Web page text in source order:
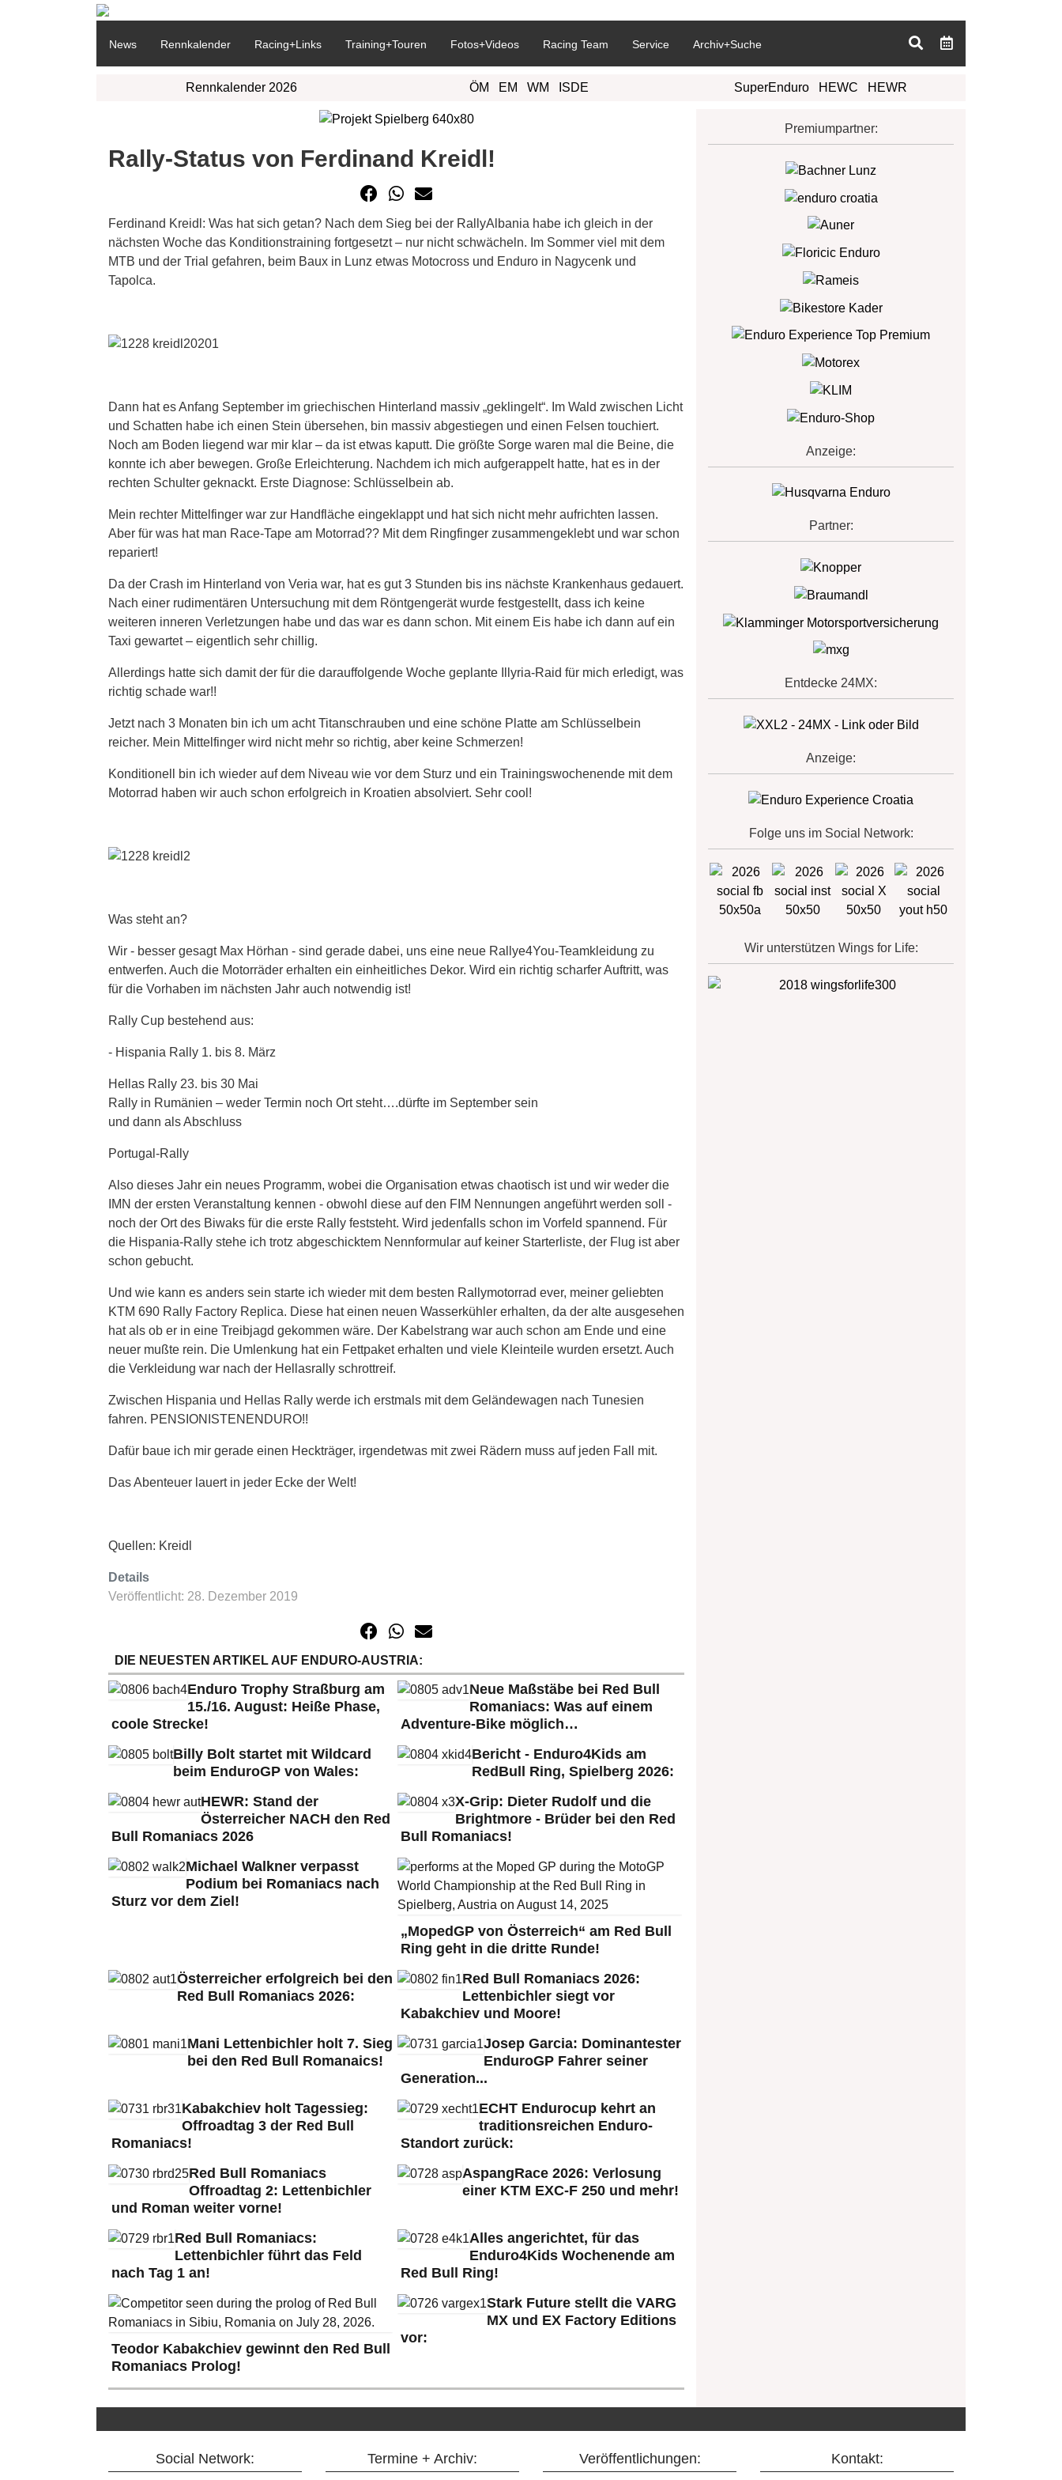
News Rennkalender Racing+Links Training+Touren Fotos+Videos Racing Team Service Archiv+Suche
Rennkalender 2026 ÖM EM WM ISDE SuperEnduro HEWC HEWR
Rally-Status von Ferdinand Kreidl!
Ferdinand Kreidl: Was hat sich getan? Nach dem Sieg bei der RallyAlbania habe ich gleich in der
nächsten Woche das Konditionstraining fortgesetzt – nur nicht schwächeln. Im Sommer viel mit dem
MTB und der Trial gefahren, beim Baux in Lunz etwas Motocross und Enduro in Nagycenk und
Tapolca.
Dann hat es Anfang September im griechischen Hinterland massiv „geklingelt“. Im Wald zwischen Licht
und Schatten habe ich einen Stein übersehen, bin massiv abgestiegen und einen Felsen touchiert.
Noch am Boden liegend war mir klar – da ist etwas kaputt. Die größte Sorge waren mal die Beine, die
konnte ich aber bewegen. Große Erleichterung. Nachdem ich mich aufgerappelt hatte, hat es in der
rechten Schulter geknackt. Erste Diagnose: Schlüsselbein ab.
Mein rechter Mittelfinger war zur Handfläche eingeklappt und hat sich nicht mehr aufrichten lassen.
Aber für was hat man Race-Tape am Motorrad?? Mit dem Ringfinger zusammengeklebt und war schon
repariert!
Da der Crash im Hinterland von Veria war, hat es gut 3 Stunden bis ins nächste Krankenhaus gedauert.
Nach einer rudimentären Untersuchung mit dem Röntgengerät wurde festgestellt, dass ich keine
weiteren inneren Verletzungen habe und das war es dann schon. Mit einem Eis habe ich dann auf ein
Taxi gewartet – eigentlich sehr chillig.
Allerdings hatte sich damit der für die darauffolgende Woche geplante Illyria-Raid für mich erledigt, was
richtig schade war!!
Jetzt nach 3 Monaten bin ich um acht Titanschrauben und eine schöne Platte am Schlüsselbein
reicher. Mein Mittelfinger wird nicht mehr so richtig, aber keine Schmerzen!
Konditionell bin ich wieder auf dem Niveau wie vor dem Sturz und ein Trainingswochenende mit dem
Motorrad haben wir auch schon erfolgreich in Kroatien absolviert. Sehr cool!
Was steht an?
Wir - besser gesagt Max Hörhan - sind gerade dabei, uns eine neue Rallye4You-Teamkleidung zu
entwerfen. Auch die Motorräder erhalten ein einheitliches Dekor. Wird ein richtig scharfer Auftritt, was
für die Vorhaben im nächsten Jahr auch notwendig ist!
Rally Cup bestehend aus:
- Hispania Rally 1. bis 8. März
Hellas Rally 23. bis 30 Mai
Rally in Rumänien – weder Termin noch Ort steht….dürfte im September sein
und dann als Abschluss
Portugal-Rally
Also dieses Jahr ein neues Programm, wobei die Organisation etwas chaotisch ist und wir weder die
IMN der ersten Veranstaltung kennen - obwohl diese auf den FIM Nennungen angeführt werden soll -
noch der Ort des Biwaks für die erste Rally feststeht. Wird jedenfalls schon im Vorfeld spannend. Für
die Hispania-Rally stehe ich trotz abgeschicktem Nennformular auf keiner Starterliste, der Flug ist aber
schon gebucht.
Und wie kann es anders sein starte ich wieder mit dem besten Rallymotorrad ever, meiner geliebten
KTM 690 Rally Factory Replica. Diese hat einen neuen Wasserkühler erhalten, da der alte ausgesehen
hat als ob er in eine Treibjagd gekommen wäre. Der Kabelstrang war auch schon am Ende und eine
neuer mußte rein. Die Umlenkung hat ein Fettpaket erhalten und viele Kleinteile wurden ersetzt. Auch
die Verkleidung war nach der Hellasrally schrottreif.
Zwischen Hispania und Hellas Rally werde ich erstmals mit dem Geländewagen nach Tunesien
fahren. PENSIONISTENENDURO!!
Dafür baue ich mir gerade einen Heckträger, irgendetwas mit zwei Rädern muss auf jeden Fall mit.
Das Abenteuer lauert in jeder Ecke der Welt!
Quellen: Kreidl
Details
Veröffentlicht: 28. Dezember 2019
DIE NEUESTEN ARTIKEL AUF ENDURO-AUSTRIA:
Enduro Trophy Straßburg am
15./16. August: Heiße Phase,
coole Strecke!
Neue Maßstäbe bei Red Bull
Romaniacs: Was auf einem
Adventure-Bike möglich…
Billy Bolt startet mit Wildcard
beim EnduroGP von Wales:
Bericht - Enduro4Kids am
RedBull Ring, Spielberg 2026:
HEWR: Stand der
Österreicher NACH den Red
Bull Romaniacs 2026
X-Grip: Dieter Rudolf und die
Brightmore - Brüder bei den Red
Bull Romaniacs!
Michael Walkner verpasst
Podium bei Romaniacs nach
Sturz vor dem Ziel!
„MopedGP von Österreich“ am Red Bull
Ring geht in die dritte Runde!
Österreicher erfolgreich bei den
Red Bull Romaniacs 2026:
Red Bull Romaniacs 2026:
Lettenbichler siegt vor
Kabakchiev und Moore!
Mani Lettenbichler holt 7. Sieg
bei den Red Bull Romanaics!
Josep Garcia: Dominantester
EnduroGP Fahrer seiner
Generation...
Kabakchiev holt Tagessieg:
Offroadtag 3 der Red Bull
Romaniacs!
ECHT Endurocup kehrt an
traditionsreichen Enduro-
Standort zurück:
Red Bull Romaniacs
Offroadtag 2: Lettenbichler
und Roman weiter vorne!
AspangRace 2026: Verlosung
einer KTM EXC-F 250 und mehr!
Red Bull Romaniacs:
Lettenbichler führt das Feld
nach Tag 1 an!
Alles angerichtet, für das
Enduro4Kids Wochenende am
Red Bull Ring!
Teodor Kabakchiev gewinnt den Red Bull
Romaniacs Prolog!
Stark Future stellt die VARG
MX und EX Factory Editions
vor:
Premiumpartner:
Anzeige:
Partner:
Entdecke 24MX:
Anzeige:
Folge uns im Social Network:
Wir unterstützen Wings for Life:
Social Network: Termine + Archiv: Veröffentlichungen: Kontakt: